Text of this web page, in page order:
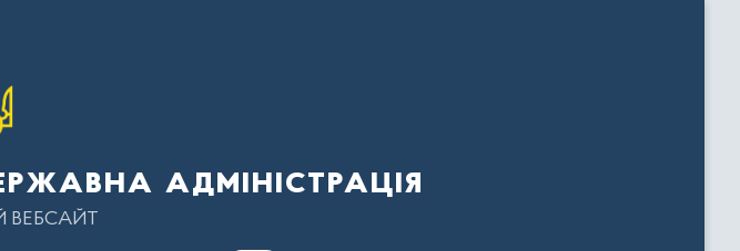
адміністрація
ВЕБСАЙТ